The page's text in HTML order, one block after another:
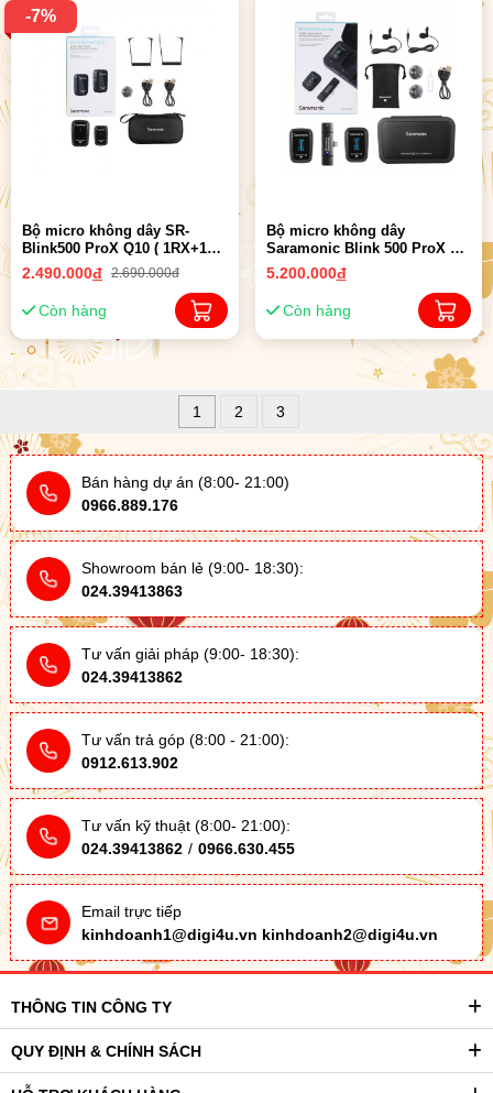
-7%
Bộ micro không dây SR-
Blink500 ProX Q10 ( 1RX+1TX
) | Chính Hãng
2.490.000đ 2.690.000đ
Còn hàng
Bộ micro không dây
Saramonic Blink 500 ProX B6
(Đầu nối Type-C) | Chính
Hãng
5.200.000đ
Còn hàng
1 2 3
Bán hàng dự án (8:00- 21:00)
0966.889.176
Showroom bán lẻ (9:00- 18:30):
024.39413863
Tư vấn giải pháp (9:00- 18:30):
024.39413862
Tư vấn trả góp (8:00 - 21:00):
0912.613.902
Tư vấn kỹ thuật (8:00- 21:00):
024.39413862 / 0966.630.455
Email trực tiếp
kinhdoanh1@digi4u.vn kinhdoanh2@digi4u.vn
THÔNG TIN CÔNG TY
QUY ĐỊNH & CHÍNH SÁCH